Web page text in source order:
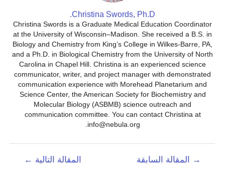
Christina Swords, Ph.D.
Christina Swords is a Graduate Medical Education Coordinator
at the University of Wisconsin–Madison. She received a B.S. in
Biology and Chemistry from King’s College in Wilkes-Barre, PA,
and a Ph.D. in Biological Chemistry from the University of North
Carolina in Chapel Hill. Christina is an experienced science
communicator, writer, and project manager with demonstrated
communication experience with Morehead Planetarium and
Science Center, the American Society for Biochemistry and
Molecular Biology (ASBMB) science outreach and
communication committee. You can contact Christina at
info@nebula.org.
→ المقالة السابقة المقالة التالية ←